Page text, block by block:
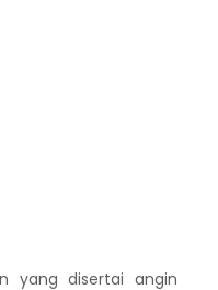
yang disertai angin